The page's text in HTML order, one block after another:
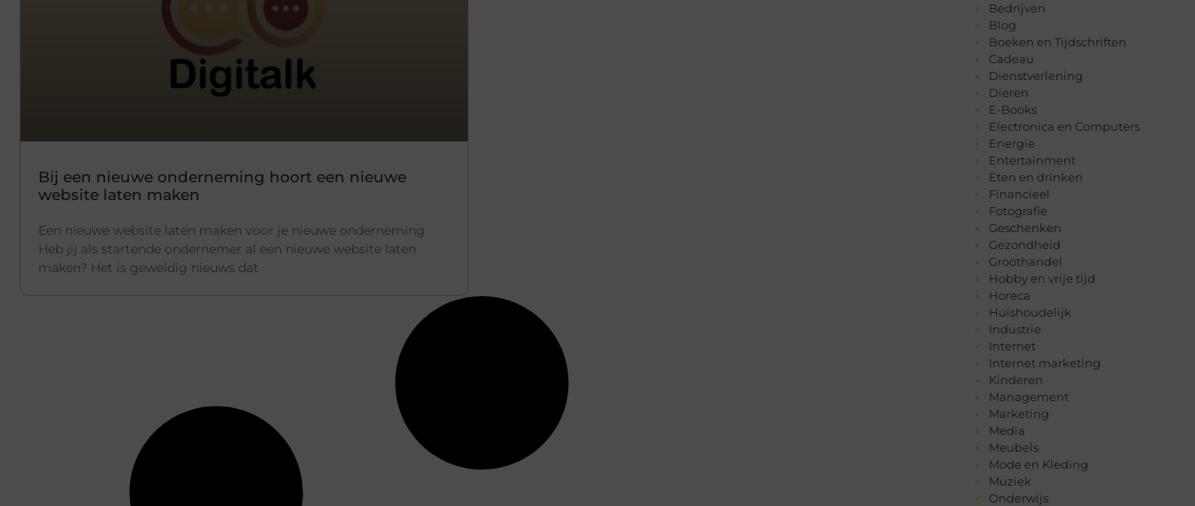
Bij een nieuwe onderneming hoort een nieuwe
website laten maken
Een nieuwe website laten maken voor je nieuwe onderneming
Heb jij als startende ondernemer al een nieuwe website laten
maken? Het is geweldig nieuws dat
Bedrijven
Blog
Boeken en Tijdschriften
Cadeau
Dienstverlening
Dieren
E-Books
Electronica en Computers
Energie
Entertainment
Eten en drinken
Financieel
Fotografie
Geschenken
Gezondheid
Groothandel
Hobby en vrije tijd
Horeca
Huishoudelijk
Industrie
Internet
Internet marketing
Kinderen
Management
Marketing
Media
Meubels
Mode en Kleding
Muziek
Onderwijs